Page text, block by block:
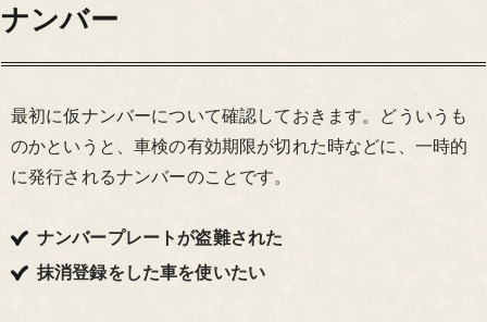
ナンバー
最初に仮ナンバーについて確認しておきます。どういうも
のかというと、車検の有効期限が切れた時などに、一時的
に発行されるナンバーのことです。
ナンバープレートが盗難された
抹消登録をした車を使いたい